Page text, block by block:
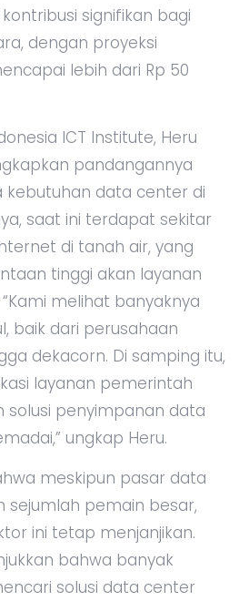
signifikan bagi
dengan proyeksi
lebih dari Rp 50
ICT Institute, Heru
pandangannya
kebutuhan data center di
saat ini terdapat sekitar
di tanah air, yang
tinggi akan layanan
melihat banyaknya
baik dari perusahaan
dekacorn. Di samping itu,
layanan pemerintah
penyimpanan data
ungkap Heru.
meskipun pasar data
sejumlah pemain besar,
ini tetap menjanjikan.
bahwa banyak
solusi data center